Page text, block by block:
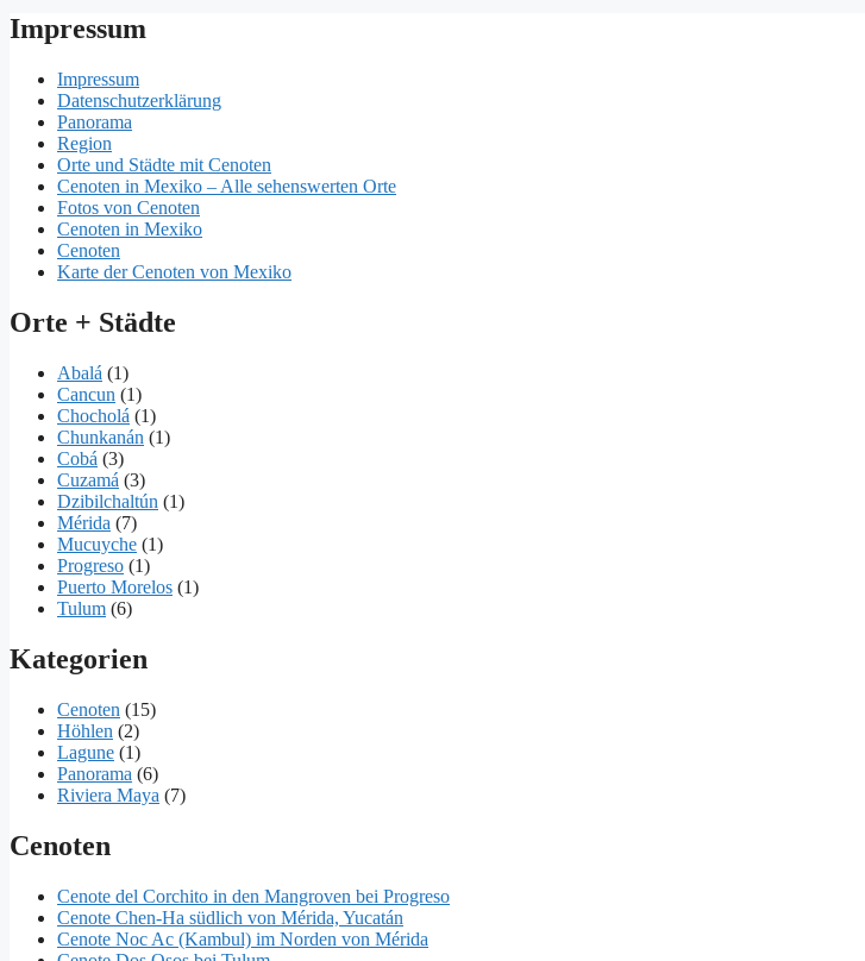
Impressum
Impressum
Datenschutzerklärung
Panorama
Region
Orte und Städte mit Cenoten
Cenoten in Mexiko – Alle sehenswerten Orte
Fotos von Cenoten
Cenoten in Mexiko
Cenoten
Karte der Cenoten von Mexiko
Orte + Städte
Abalá (1)
Cancun (1)
Chocholá (1)
Chunkanán (1)
Cobá (3)
Cuzamá (3)
Dzibilchaltún (1)
Mérida (7)
Mucuyche (1)
Progreso (1)
Puerto Morelos (1)
Tulum (6)
Kategorien
Cenoten (15)
Höhlen (2)
Lagune (1)
Panorama (6)
Riviera Maya (7)
Cenoten
Cenote del Corchito in den Mangroven bei Progreso
Cenote Chen-Ha südlich von Mérida, Yucatán
Cenote Noc Ac (Kambul) im Norden von Mérida